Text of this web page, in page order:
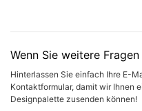
Wenn Sie weitere
Hinterlassen Sie einfach Ihre E-
Kontaktformular, damit wir Ihnen
Designpalette zusenden können!